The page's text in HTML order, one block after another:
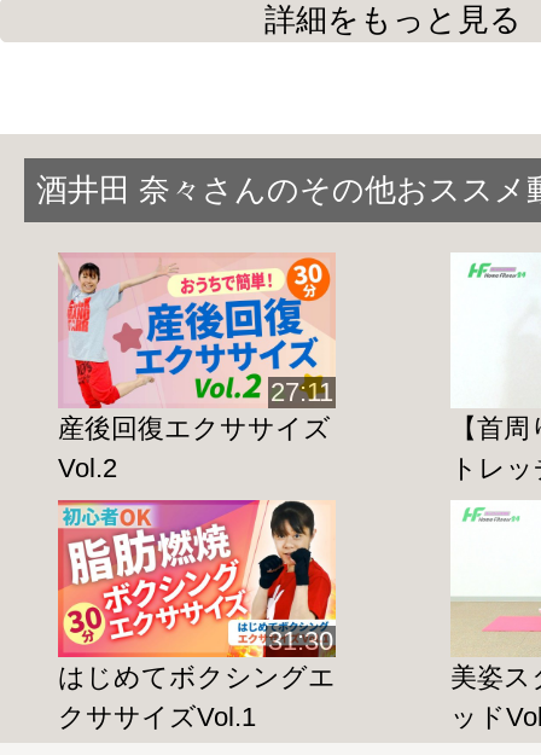
朝から体を動かして、目覚めをスッキ
お休みモードの副交感神経優位から、
経優位へと切り替えやすくするための
行います。
自律神経の働きが正常に行われないと
集中力の乱れ・イライラなどの鬱状態
ます。
朝の目覚めがスッキリしない方はぜひ
また朝ごはんを食べる前の運動は、
焼効果が高い時間帯であると言われてい
目覚めがスッキリするだけでなく、胃
が活性化され、朝食の消化の働きも向上
詳細をもっと見る
酒井田 奈々さんのその他おススメ
27:11
産後回復エクササイズ
Vol.2
【首
トレ
31:30
はじめてボクシングエ
クササイズVol.1
美姿ス
ッド